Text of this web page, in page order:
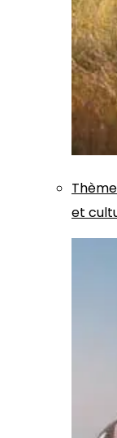
Thème
et